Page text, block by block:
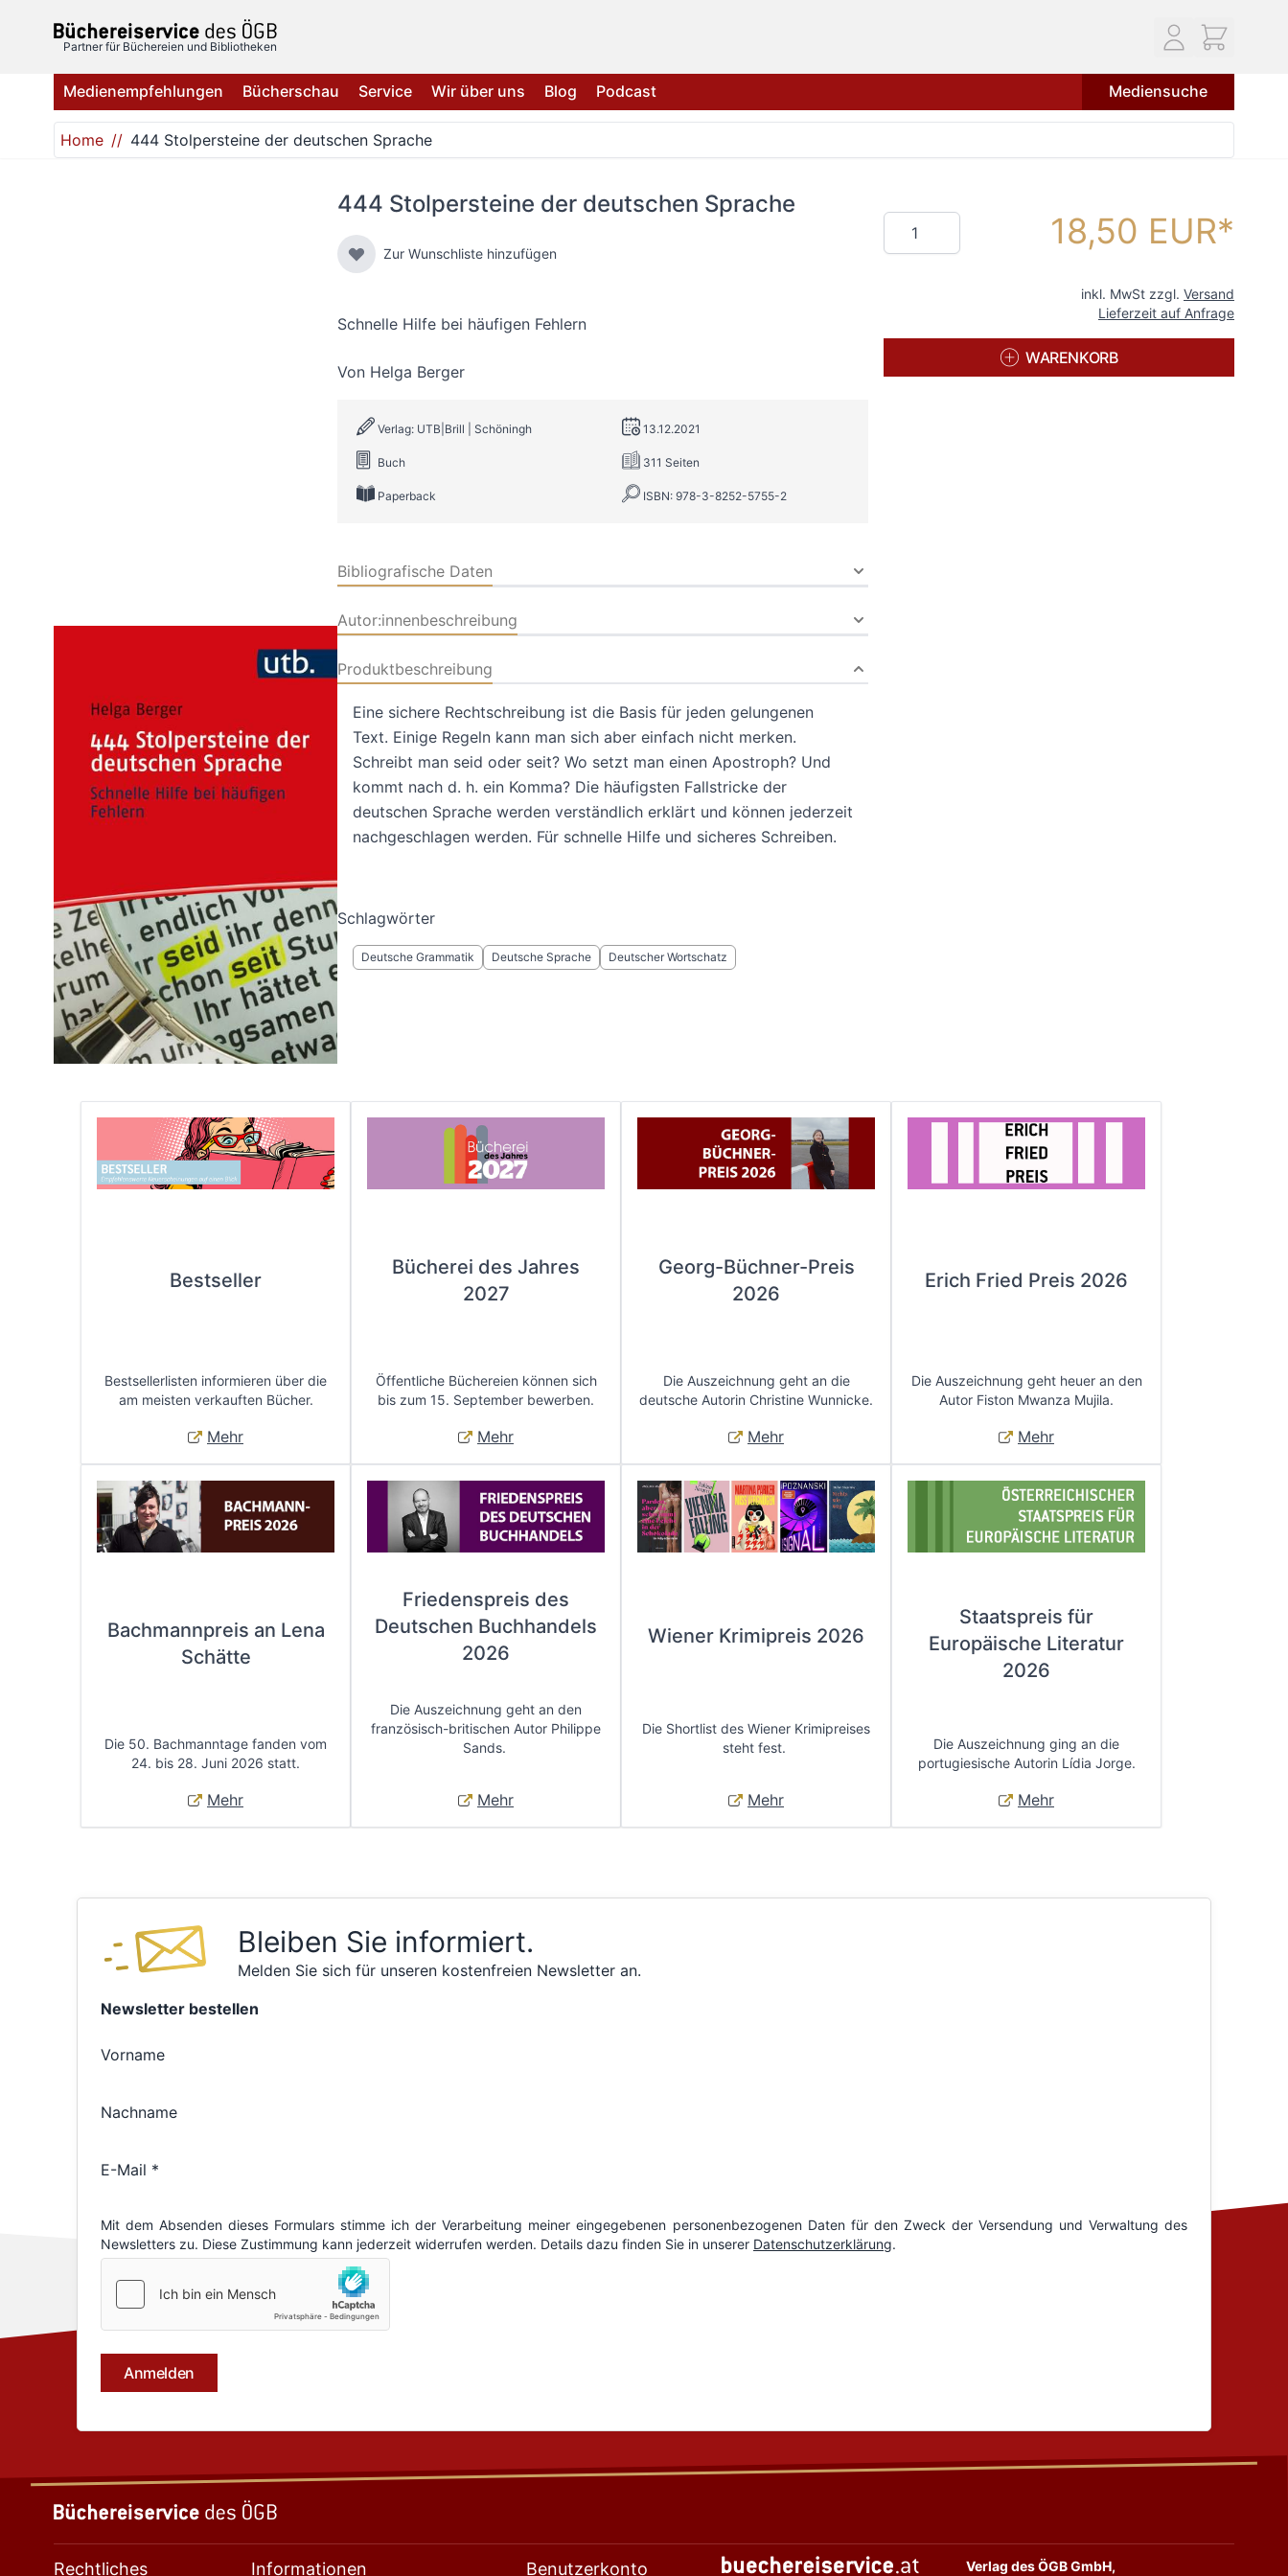
Partner für Büchereien und Bibliotheken
Medienempfehlungen Bücherschau Service Wir über uns Blog Podcast Mediensuche
Home 444 Stolpersteine der deutschen Sprache
444 Stolpersteine der deutschen Sprache
Zur Wunschliste hinzufügen
Schnelle Hilfe bei häufigen Fehlern
Von Helga Berger
Verlag: UTB|Brill | Schöningh 13.12.2021
Buch 311 Seiten
Paperback ISBN: 978-3-8252-5755-2
Bibliografische Daten
Autor:innenbeschreibung
Produktbeschreibung
Eine sichere Rechtschreibung ist die Basis für jeden gelungenen
Text. Einige Regeln kann man sich aber einfach nicht merken.
Schreibt man seid oder seit? Wo setzt man einen Apostroph? Und
kommt nach d. h. ein Komma? Die häufigsten Fallstricke der
deutschen Sprache werden verständlich erklärt und können jederzeit
nachgeschlagen werden. Für schnelle Hilfe und sicheres Schreiben.
Schlagwörter
Deutsche Grammatik Deutsche Sprache Deutscher Wortschatz
Menge 18,50 EUR
inkl. MwSt zzgl. Versand
Lieferzeit auf Anfrage
WARENKORB
Bestseller
Bestsellerlisten informieren über die
am meisten verkauften Bücher.
Mehr
Bücherei des Jahres
2027
Öffentliche Büchereien können sich
bis zum 15. September bewerben.
Mehr
Georg-Büchner-Preis
2026
Die Auszeichnung geht an die
deutsche Autorin Christine Wunnicke.
Mehr
Erich Fried Preis 2026
Die Auszeichnung geht heuer an den
Autor Fiston Mwanza Mujila.
Mehr
Bachmannpreis an Lena
Schätte
Die 50. Bachmanntage fanden vom
24. bis 28. Juni 2026 statt.
Mehr
Friedenspreis des
Deutschen Buchhandels
2026
Die Auszeichnung geht an den
französisch-britischen Autor Philippe
Sands.
Mehr
Wiener Krimipreis 2026
Die Shortlist des Wiener Krimipreises
steht fest.
Mehr
Staatspreis für
Europäische Literatur
2026
Die Auszeichnung ging an die
portugiesische Autorin Lídia Jorge.
Mehr
Bleiben Sie informiert.
Melden Sie sich für unseren kostenfreien Newsletter an.
Rechtliches Informationen Benutzerkonto Verlag des ÖGB GmbH,